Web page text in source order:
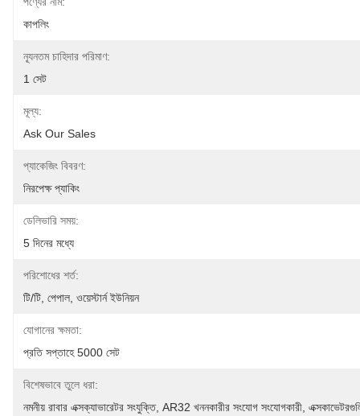
কাপলিং
ন্যূনতম চাহিদার পরিমাণ:
1 সেট
মূল্য:
Ask Our Sales
প্যাকেজিং বিবরণ:
নিরপেক্ষ প্যাকিং
ডেলিভারি সময়:
5 দিনের মধ্যে
পরিশোধের শর্ত:
টি/টি, পেপাল, ওয়েস্টার্ন ইউনিয়ন
যোগানের ক্ষমতা:
প্রতি সপ্তাহে 5000 সেট
বিশেষভাবে তুলে ধরা:
নমনীয় রাবার এক্সক্যাভারেটর সংযুক্তি, AR32 খননকারীর সংযোগ সংযোগকারী